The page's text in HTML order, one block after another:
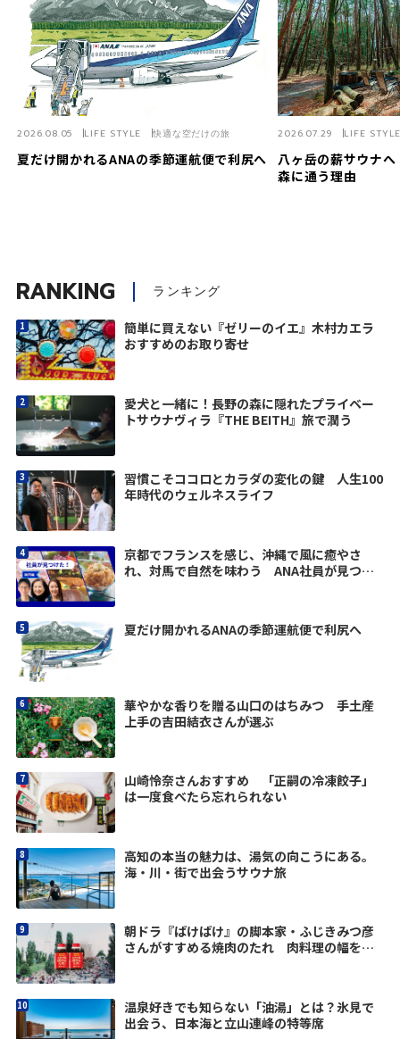
夏だけ開かれるANAの季節運航便で利尻へ
2026.08.05 LIFE STYLE 快適な空だけの旅
八ヶ岳の薪サウナ
森に通う理由
2026.07.29 LIFE
RANKING ランキング
簡単に買えない『ゼリーのイエ』木村カエラ
おすすめのお取り寄せ
愛犬と一緒に！長野の森に隠れたプライベー
トサウナヴィラ『THE BEITH』旅で潤う
習慣こそココロとカラダの変化の鍵 人生100
年時代のウェルネスライフ
京都でフランスを感じ、沖縄で風に癒やさ
れ、対馬で自然を味わう ANA社員が見つけ
夏だけ開かれるANAの季節運航便で利尻へ
華やかな香りを贈る山口のはちみつ 手土産
上手の吉田結衣さんが選ぶ
山崎怜奈さんおすすめ 「正嗣の冷凍餃子」
は一度食べたら忘れられない
高知の本当の魅力は、湯気の向こうにある。
海・川・街で出会うサウナ旅
朝ドラ『ばけばけ』の脚本家・ふじきみつ彦
さんがすすめる焼肉のたれ 肉料理の幅を広
温泉好きでも知らない「油湯」とは？氷見で
出会う、日本海と立山連峰の特等席